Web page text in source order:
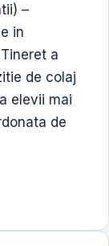
–
in
a
de colaj
elevii mai
de